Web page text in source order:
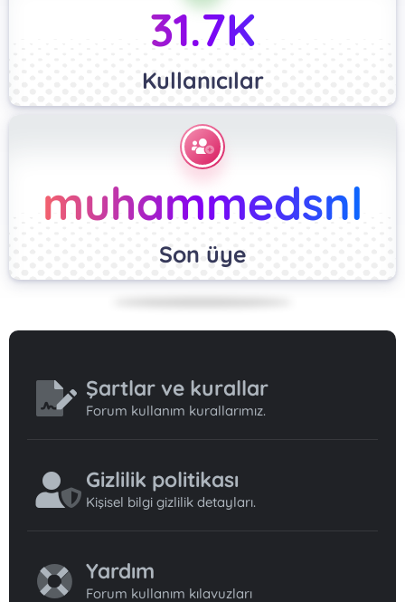
31.7K
Kullanıcılar
muhammedsnl
Son üye
Şartlar ve kurallar
Forum kullanım kurallarımız.
Gizlilik politikası
Kişisel bilgi gizlilik detayları.
Yardım
Forum kullanım kılavuzları